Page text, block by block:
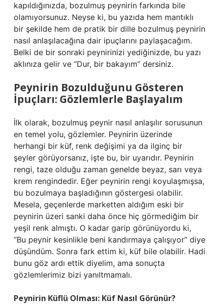
kapıldığınızda, bozulmuş peynirin farkında bile
olamıyorsunuz. Neyse ki, bu yazıda hem mantıklı
bir şekilde hem de pratik bir dille bozulmuş peynirin
nasıl anlaşılacağına dair ipuçlarını paylaşacağım.
Belki de bir sonraki peynirinizi yediğinizde, bu yazı
aklınıza gelir ve “Dur, bir bakayım” dersiniz.
Peynirin Bozulduğunu Gösteren
İpuçları: Gözlemlerle Başlayalım
İlk olarak, bozulmuş peynir nasıl anlaşılır sorusunun
en temel yolu, gözlemler. Peynirin üzerinde
herhangi bir küf, renk değişimi ya da ilginç bir
şeyler görüyorsanız, işte bu, bir uyarıdır. Peynirin
rengi, taze olduğu zaman genelde beyaz, sarı veya
krem rengindedir. Eğer peynirin rengi koyulaşmışsa,
bu bozulmaya başladığının göstergesi olabilir.
Mesela, geçenlerde marketten aldığım eski bir
peynirin üzeri sanki daha önce hiç görmediğim bir
yeşil renk almıştı. O kadar garip görünüyordu ki,
“Bu peynir kesinlikle beni kandırmaya çalışıyor” diye
düşündüm. Sonra fark ettim ki, küf bile olabilir. Hadi
bunu göz ardı ettik diyelim, ama sonuçta
gözlemlerimiz bizi yanıltmamalı.
Peynirin Küflü Olması: Küf Nasıl Görünür?